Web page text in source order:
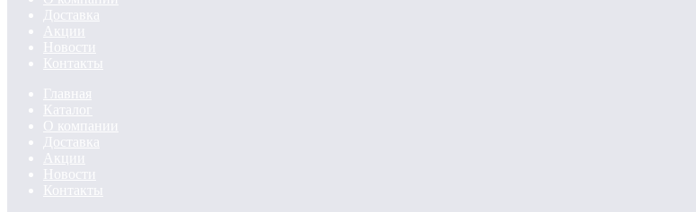
Доставка
Акции
Новости
Контакты
Главная
Каталог
О компании
Доставка
Акции
Новости
Контакты